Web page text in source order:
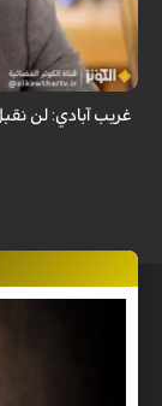
قال نائب وزير
الأجنبي في مضيق
غريب آبادي: لن